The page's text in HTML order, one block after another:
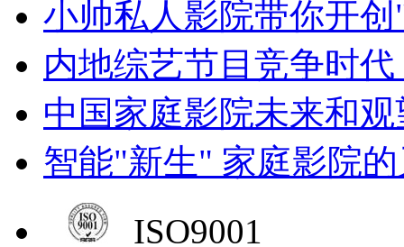
小帅私人影院带你开
内地综艺节目竞争时
中国家庭影院未来和观
智能"新生" 家庭影院
ISO9001